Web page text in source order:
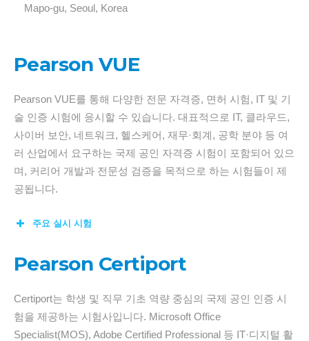
Mapo-gu, Seoul, Korea
Pearson VUE
Pearson VUE를 통해 다양한 전문 자격증, 면허 시험, IT 및 기
술 인증 시험에 응시할 수 있습니다. 대표적으로 IT, 클라우드,
사이버 보안, 네트워크, 헬스케어, 재무·회계, 공학 분야 등 여
러 산업에서 요구하는 국제 공인 자격증 시험이 포함되어 있으
며, 커리어 개발과 전문성 검증을 목적으로 하는 시험들이 제
공됩니다.
주요 실시 시험
Pearson Certiport
Certiport는 학생 및 직무 기초 역량 중심의 국제 공인 인증 시
험을 제공하는 시험사입니다. Microsoft Office
Specialist(MOS), Adobe Certified Professional 등 IT·디지털 활